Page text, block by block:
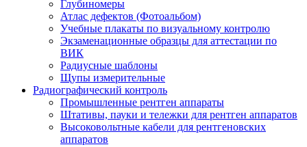
Глубиномеры
Атлас дефектов (Фотоальбом)
Учебные плакаты по визуальному контролю
Экзаменационные образцы для аттестации по
ВИК
Радиусные шаблоны
Щупы измерительные
Радиографический контроль
Промышленные рентген аппараты
Штативы, пауки и тележки для рентген аппаратов
Высоковольтные кабели для рентгеновских
аппаратов